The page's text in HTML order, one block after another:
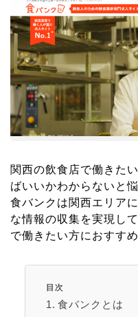
関西の飲食店で働きた
ばいいかわからないと
食バンクは関西エリア
な情報の収集を実現し
で働きたい方におすすめ
目次
食バンクとは